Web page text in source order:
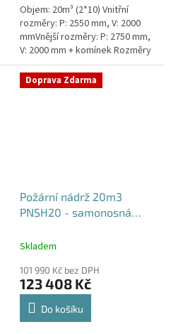
Objem: 20m³ (2*10) Vnitřní
rozměry: P: 2550 mm, V: 2000
mmVnější rozměry: P: 2750 mm,
V: 2000 mm + komínek Rozměry
nádrže možno jakkoliv upravit -
vyrobíme nádrž na...
Doprava Zdarma
Požární nádrž 20m3
PNSH20 - samonosná
Skladem
101 990 Kč bez DPH
123 408 Kč
Do košíku